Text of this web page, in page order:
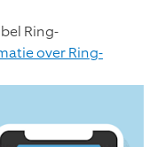
Ring-
over Ring-